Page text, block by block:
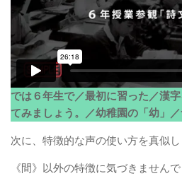
では６年生で／最初に習った／漢
てみましょう。／幼稚園の「幼」／
次に、特徴的な声の使い方を真似し
《間》以外の特徴に気づきません